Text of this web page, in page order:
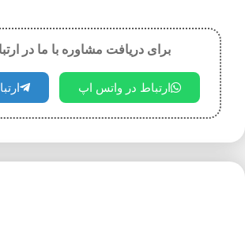
برای دریافت مشاوره با ما در
ارتباط در واتس اپ